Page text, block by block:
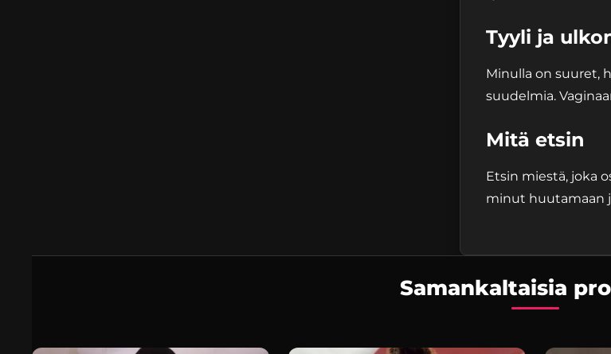
Tyyli ja
Minulla on suuret,
suudelmia.
Mitä etsin
Etsin miestä, joka
minut huutamaan
Samankaltaisia